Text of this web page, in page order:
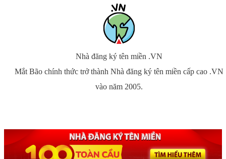
Nhà đăng ký tên miền .VN
Mắt Bão chính thức trở thành Nhà đăng ký tên miền cấp cao .VN
vào năm 2005.